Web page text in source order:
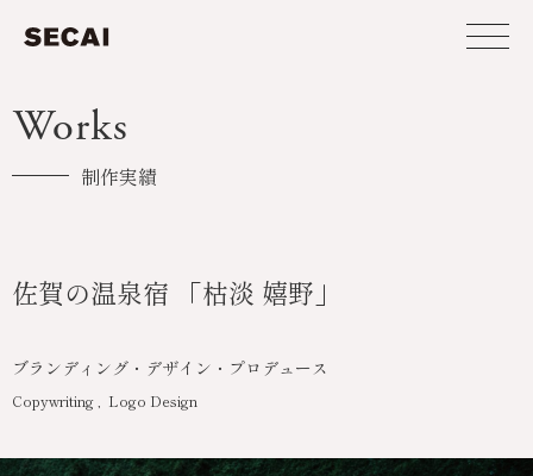
Works
制作実績
佐賀の温泉宿 「枯淡 嬉野」
ブランディング・デザイン・プロデュース
Copywriting Logo Design